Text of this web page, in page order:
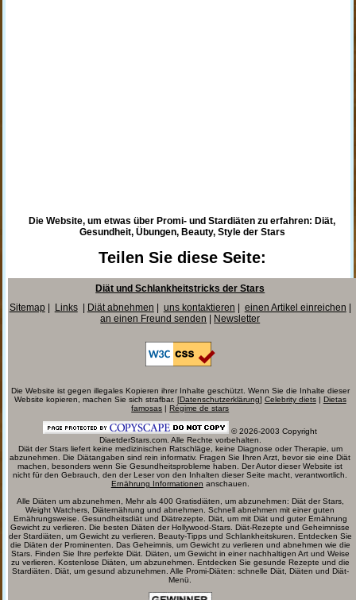
Die Website, um etwas über Promi- und Stardiäten zu erfahren: Diät,
Gesundheit, Übungen, Beauty, Style der Stars
Teilen Sie diese Seite:
Diät und Schlankheitstricks der Stars
Sitemap| Links| Diät abnehmen uns kontaktieren einen Artikel einreichen
an einen Freund senden
Newsletter
Die Website ist gegen illegales Kopieren ihrer Inhalte geschützt. Wenn Sie die Inhalte dieser
Website kopieren, machen Sie sich strafbar. [Datenschutzerklärung] Celebrity diets| Dietas
famosas |Régime de stars
© 2026-2003 Copyright
DiaetderStars.com. Alle Rechte vorbehalten.
Diät der Stars liefert keine medizinischen Ratschläge, keine Diagnose oder Therapie, um
abzunehmen. Die Diätangaben sind rein informativ. Fragen Sie Ihren Arzt, bevor sie eine Diät
machen, besonders wenn Sie Gesundheitsprobleme haben. Der Autor dieser Website ist
nicht für den Gebrauch, den der Leser von den Inhalten dieser Seite macht, verantwortlich.
Ernährung Informationen anschauen.
Alle Diäten um abzunehmen, Mehr als 400 Gratisdiäten, um abzunehmen: Diät der Stars,
Weight Watchers, Diäternährung und abnehmen. Schnell abnehmen mit einer guten
Ernährungsweise. Gesundheitsdiät und Diätrezepte. Diät, um mit Diät und guter Ernährung
Gewicht zu verlieren. Die besten Diäten der Hollywood-Stars. Diät-Rezepte und Geheimnisse
der Stardiäten, um Gewicht zu verlieren. Beauty-Tipps und Schlankheitskuren. Entdecken Sie
die Diäten der Prominenten. Das Geheimnis, um Gewicht zu verlieren und abnehmen wie die
Stars. Finden Sie Ihre perfekte Diät. Diäten, um Gewicht in einer nachhaltigen Art und Weise
zu verlieren. Kostenlose Diäten, um abzunehmen. Entdecken Sie gesunde Rezepte und die
Stardiäten. Diät, um gesund abzunehmen. Alle Promi-Diäten: schnelle Diät, Diäten und Diät-
Menü.